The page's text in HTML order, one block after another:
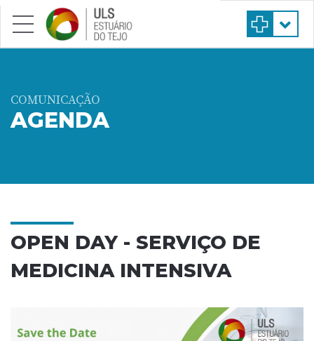
Saltar para conteúdo principal
COMUNICAÇÃO
AGENDA
OPEN DAY - SERVIÇO DE
MEDICINA INTENSIVA